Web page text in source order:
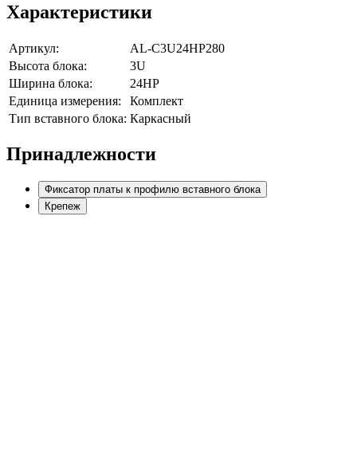
Характеристики
Артикул:
AL-C3U24HP280
Высота блока:
3U
Ширина блока:
24HP
Единица измерения:
Комплект
Тип вставного блока: Каркасный
Принадлежности
Фиксатор платы к профилю вставного блока
Крепеж